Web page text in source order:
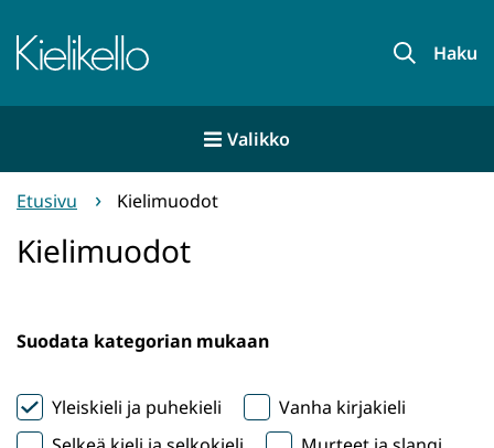
sisältöön
Etusivu Haku
Valikko
Etusivu Kielimuodot
Kielimuodot
Suodata kategorian mukaan
Yleiskieli ja puhekieli
Vanha kirjakieli